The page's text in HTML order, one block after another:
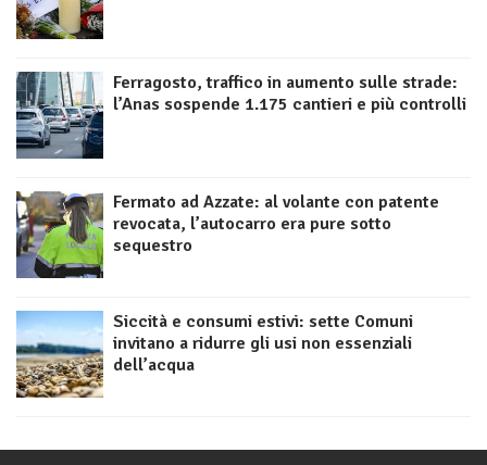
Ferragosto, traffico in aumento sulle strade:
l’Anas sospende 1.175 cantieri e più controlli
Fermato ad Azzate: al volante con patente
revocata, l’autocarro era pure sotto
sequestro
Siccità e consumi estivi: sette Comuni
invitano a ridurre gli usi non essenziali
dell’acqua